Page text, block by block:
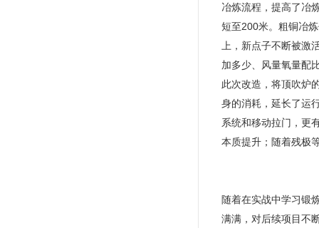
冶炼流程，提高了冶
短至200米。粗铜冶
上，新点子不断被激
加多少、风量氧量配
此次改造，将顶吹炉
身的消耗，延长了运
系统和移动拉门，更
本质提升；随着残极
随着在实战中学习锻
满满，对后续项目不